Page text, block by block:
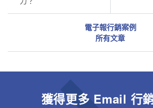
電子報行銷案例
所有文章
獲得更多 Email 行